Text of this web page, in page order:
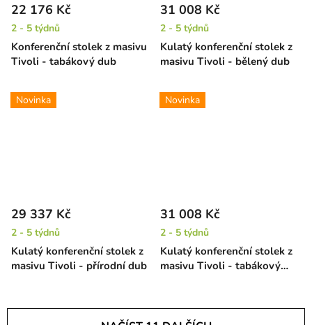
Konferenční stolek z masivu
Tivoli - tabákový dub
22 176 Kč
2 - 5 týdnů
Kulatý konferenční stolek z
masivu Tivoli - bělený dub
31 008 Kč
2 - 5 týdnů
Novinka
Kulatý konferenční stolek z
masivu Tivoli - přírodní dub
29 337 Kč
2 - 5 týdnů
Novinka
Kulatý konferenční stolek z
masivu Tivoli - tabákový
31 008 Kč
2 - 5 týdnů